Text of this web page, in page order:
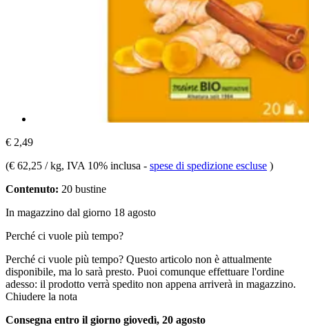
€ 2,49
(€ 62,25 / kg, IVA 10% inclusa - spese di spedizione escluse )
Contenuto: 20 bustine
In magazzino dal giorno 18 agosto
Perché ci vuole più tempo?
Perché ci vuole più tempo? Questo articolo non è attualmente
disponibile, ma lo sarà presto. Puoi comunque effettuare l'ordine
adesso: il prodotto verrà spedito non appena arriverà in magazzino.
Chiudere la nota
Consegna entro il giorno giovedì, 20 agosto